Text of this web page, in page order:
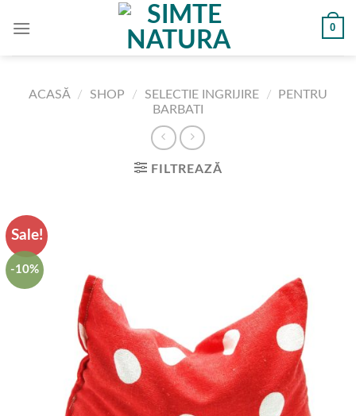
0
ACASĂ / SHOP / SELECTIE INGRIJIRE /
PENTRU
BARBATI
FILTREAZĂ
Sale!
-10%